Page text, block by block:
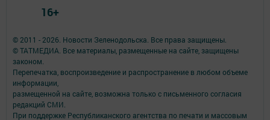
© 2011 - 2026. Новости Зеленодольска. Все права защищены.
© ТАТМЕДИА. Все материалы, размещенные на сайте, защищены
законом.
Перепечатка, воспроизведение и распространение в любом объеме
информации,
размещенной на сайте, возможна только с письменного согласия
редакций СМИ.
При поддержке Республиканского агентства по печати и массовым
16+